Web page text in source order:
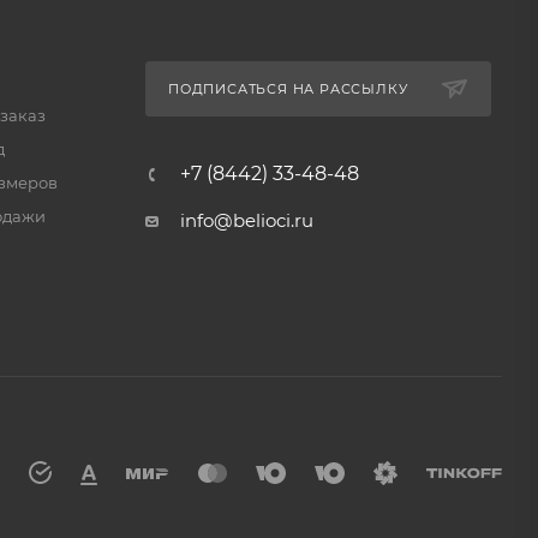
ПОДПИСАТЬСЯ НА РАССЫЛКУ
+7 (8442) 33-48-48
info@belioci.ru